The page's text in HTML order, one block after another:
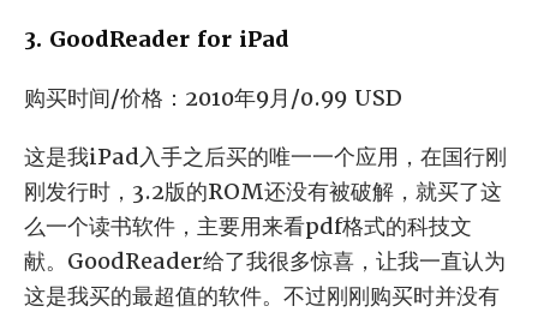
3. GoodReader for iPad
购买时间/价格：2010年9月/0.99 USD
这是我iPad入手之后买的唯一一个应用，在国行刚
刚发行时，3.2版的ROM还没有被破解，就买了这
么一个读书软件，主要用来看pdf格式的科技文
献。GoodReader给了我很多惊喜，让我一直认为
这是我买的最超值的软件。不过刚刚购买时并没有